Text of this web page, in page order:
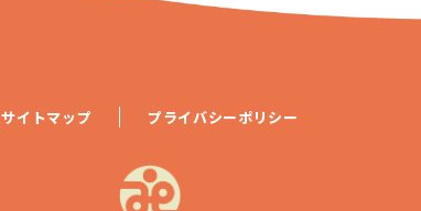
サイトマップ プライバシーポリシー